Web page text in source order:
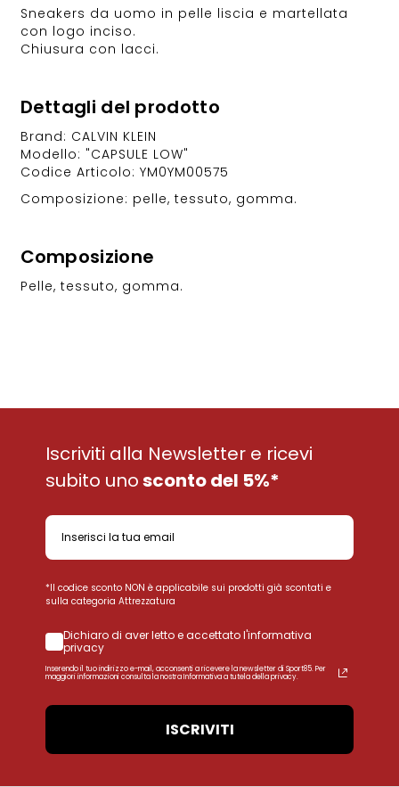
Sneakers da uomo in pelle liscia e martellata
con logo inciso.
Chiusura con lacci.
Dettagli del prodotto
Brand: CALVIN KLEIN
Modello: "CAPSULE LOW"
Codice Articolo: YM0YM00575
Composizione: pelle, tessuto, gomma.
Composizione
Pelle, tessuto, gomma.
Iscriviti alla Newsletter e ricevi
subito unosconto del 5%*
*Il codice sconto NON è applicabile sui prodotti già scontati e
sulla categoria Attrezzatura
Dichiaro di aver letto e accettato l'informativa
privacy
Inserendo il tuo indirizzo e-mail, acconsenti a ricevere la newsletter di Sport85. Per
maggiori informazioni consulta la nostra Informativa a tutela della privacy.
ISCRIVITI